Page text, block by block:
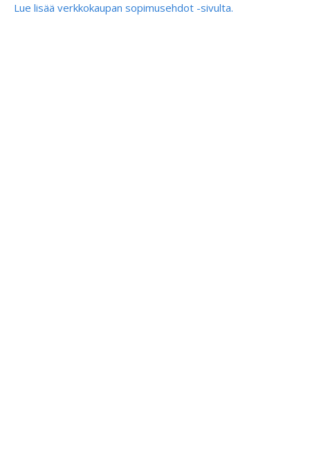
Lue lisää verkkokaupan sopimusehdot -sivulta.